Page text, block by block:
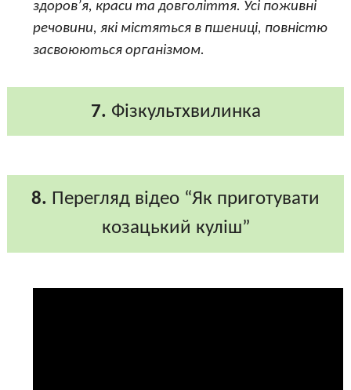
здоров’я, краси та довголіття. Усі поживні
речовини, які містяться в пшениці, повністю
засвоюються організмом.
7. Фізкультхвилинка
8. Перегляд відео “Як приготувати
козацький куліш”